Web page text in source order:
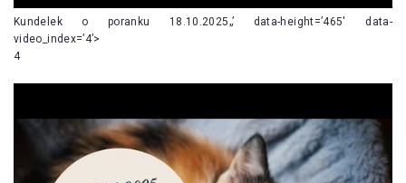
Kundelek o poranku 18.10.2025„’ data-height=’465′ data-
video_index=’4’>
4